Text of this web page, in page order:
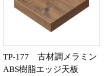
TP-177 古材調メラミン
ABS樹脂エッジ天板